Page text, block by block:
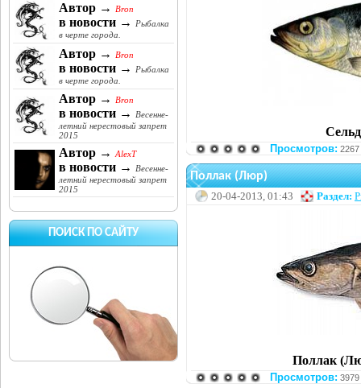
Автор → Bron
в новости →
Рыбалка
в черте города.
Автор → Bron
в новости →
Рыбалка
в черте города.
Автор → Bron
в новости →
Весенне-
летний нерестовый запрет
2015
Автор → AlexT
в новости →
Весенне-
летний нерестовый запрет
2015
ПОИСК ПО САЙТУ
Просмотров:
Поллак (Люр)
20-04-2013, 01:43 Раздел:
Поллак
Просмотров: